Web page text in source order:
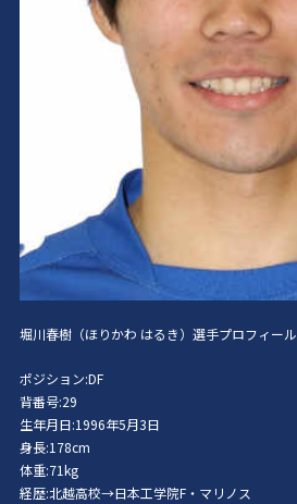
堀川春樹（ほりかわ はるき）選手プロフィール
ポジション:DF
背番号:29
生年月日:1996年5月3日
身長:178cm
体重:71kg
経歴:北越高校→日本工学院F・マリノス